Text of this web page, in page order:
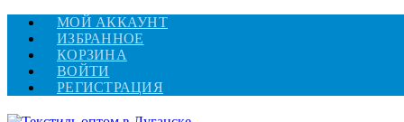
МОЙ АККАУНТ
ИЗБРАННОЕ
КОРЗИНА
ВОЙТИ
РЕГИСТРАЦИЯ